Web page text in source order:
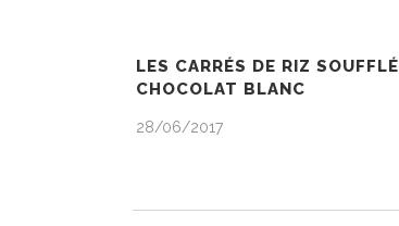
LES CARRÉS DE RIZ SOUFFLÉ
CHOCOLAT BLANC
28/06/2017